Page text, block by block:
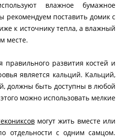
влажное бумажное
рекомендуем поставить домик с
к источнику тепла, а влажный
месте.
развития костей и
является кальций. Кальций,
должны быть доступны в любой
можно использовать мелкие
могут жить вместе или
отдельности с одним самцом.